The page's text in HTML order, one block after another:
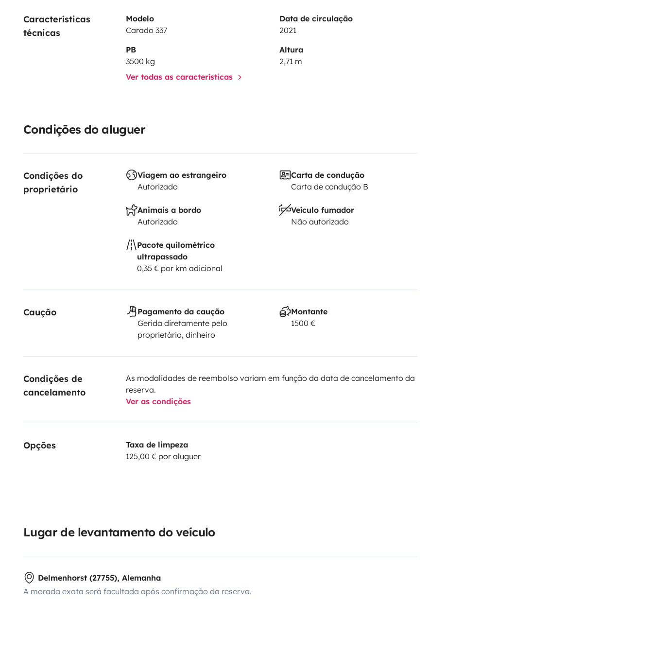
Características
técnicas
Modelo
Carado 337
Data de circulação
2021
PB
3500 kg
Altura
2,71 m
Ver todas as características
Condições do aluguer
Condições do
proprietário
Viagem ao estrangeiro
Autorizado
Carta de condução
Carta de condução B
Animais a bordo
Autorizado
Veículo fumador
Não autorizado
Pacote quilométrico
ultrapassado
0,35 € por km adicional
Caução
Pagamento da caução
Gerida diretamente pelo
proprietário, dinheiro
Montante
1500 €
Condições de
cancelamento
As modalidades de reembolso variam em função da data de cancelamento da
reserva.
Ver as condições
Opções
Taxa de limpeza
125,00 € por aluguer
Lugar de levantamento do veículo
Delmenhorst (27755), Alemanha
A morada exata será facultada após confirmação da reserva.